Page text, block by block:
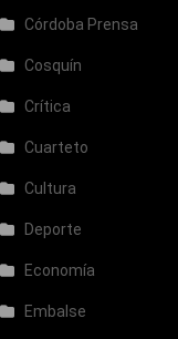
Córdoba Prensa
Cosquín
Crítica
Cuarteto
Cultura
Deporte
Economía
Embalse